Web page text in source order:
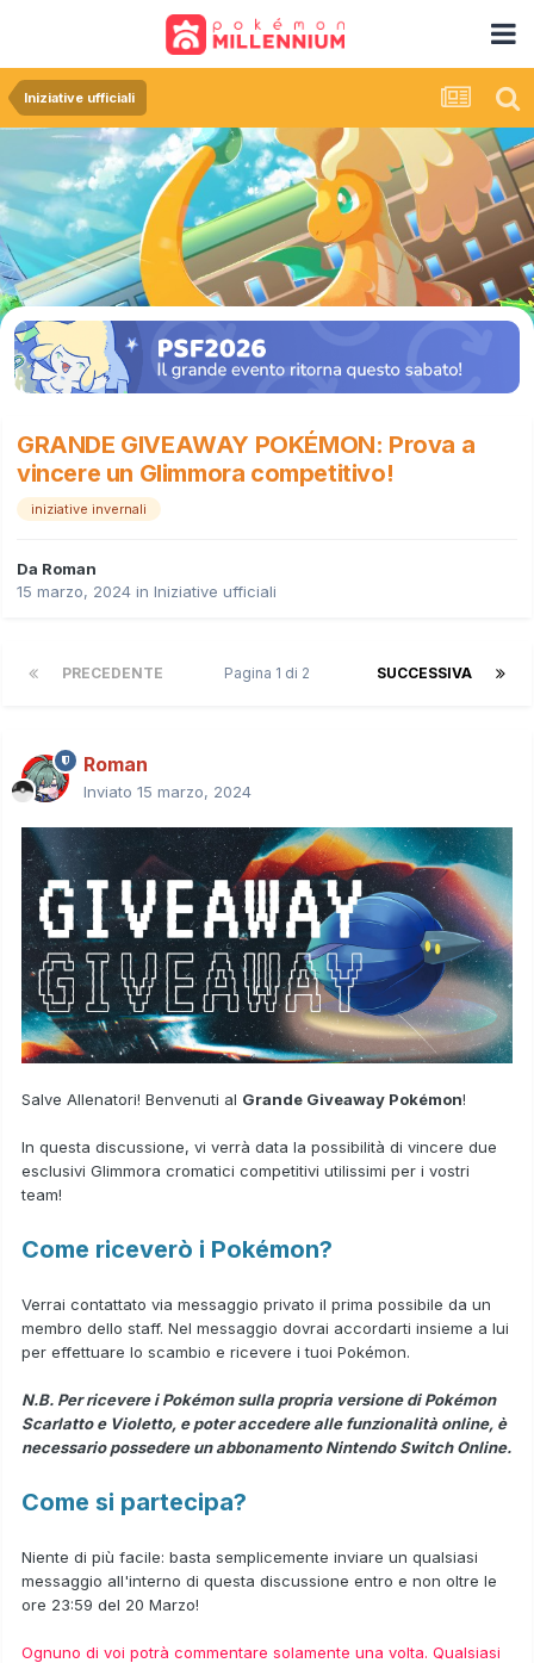
Iniziative ufficiali
GRANDE GIVEAWAY POKÉMON: Prova a
vincere un Glimmora competitivo!
iniziative invernali
Da Roman
15 marzo, 2024 in Iniziative ufficiali
PRECEDENTE SUCCESSIVA
Pagina 1 di 2
Roman
Inviato 15 marzo, 2024
Salve Allenatori! Benvenuti al Grande Giveaway Pokémon!
In questa discussione, vi verrà data la possibilità di vincere due
esclusivi Glimmora cromatici competitivi utilissimi per i vostri
team!
Come riceverò i Pokémon?
Verrai contattato via messaggio privato il prima possibile da un
membro dello staff. Nel messaggio dovrai accordarti insieme a lui
per effettuare lo scambio e ricevere i tuoi Pokémon.
N.B. Per ricevere i Pokémon sulla propria versione di Pokémon
Scarlatto e Violetto, e poter accedere alle funzionalità online, è
necessario possedere un abbonamento Nintendo Switch Online.
Come si partecipa?
Niente di più facile: basta semplicemente inviare un qualsiasi
messaggio all'interno di questa discussione entro e non oltre le
ore 23:59 del 20 Marzo!
Ognuno di voi potrà commentare solamente una volta. Qualsiasi